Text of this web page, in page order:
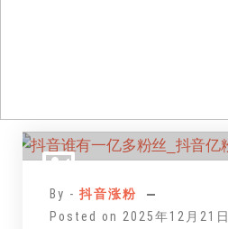
By - 抖音涨粉
Posted on 2025年12月21日